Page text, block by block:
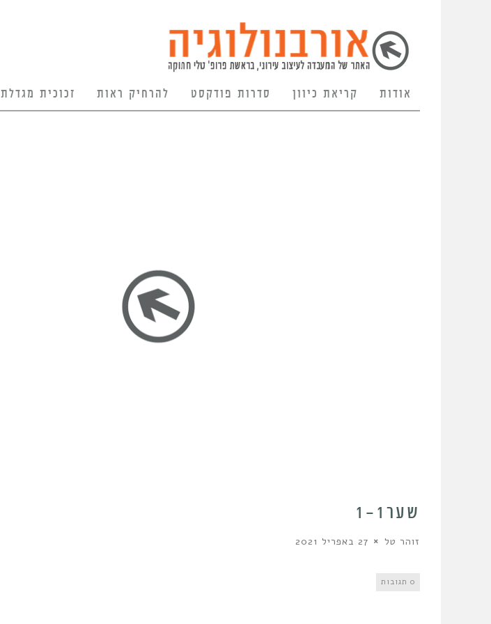
אודות קריאת כיוון סדרות פודקסט להרחיק ראות זכוכית מגדלת
שער1-1
זוהר טל 27 באפריל 2021
0 תגובות